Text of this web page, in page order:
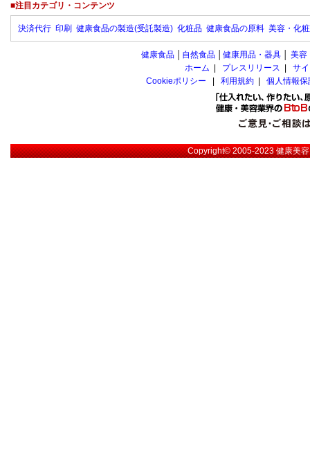
■注目カテゴリ・コンテンツ
決済代行 印刷 健康食品の製造(受託製造) 化粧品 健康食品の原料 美容・化
健康食品 自然食品 健康用品・器具 美容
ホーム
プレスリリース
サ
Cookieポリシー
利用規約 個人情報
Copyright© 2005-2023健康美